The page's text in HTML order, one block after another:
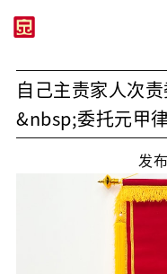
自己主责家人次
&nbsp;委托元甲
发